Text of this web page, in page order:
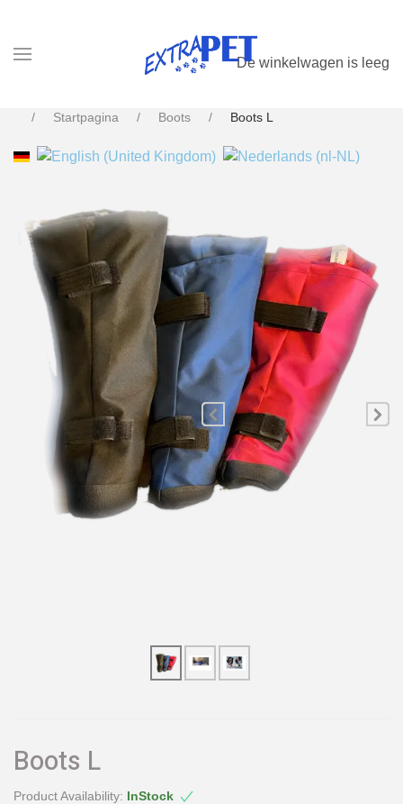
De winkelwagen is leeg
Startpagina Boots Boots L
Boots L
Product Availability: InStock